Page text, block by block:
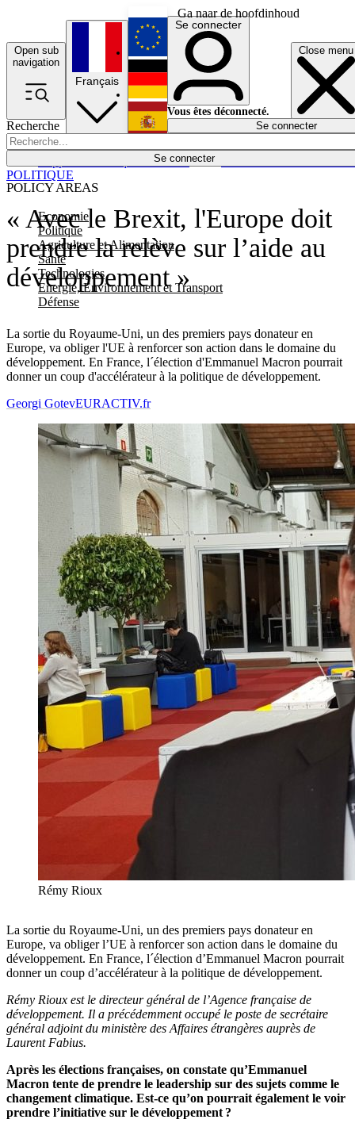
Ga naar de hoofdinhoud
Open sub
navigation
Close menu
Recherche
Se connecter
POLICY AREAS
Economie
Politique
Agriculture et Alimentation
Santé
Technologies
Energie, Environnement et Transport
Défense
Économie
Français
English
Deutsch
Español
Se connecter
Vous êtes déconnecté.
Se connecter
« Avec le Brexit, l'Europe doit
prendre la relève sur l’aide au
développement »
La sortie du Royaume-Uni, un des premiers pays donateur en
Europe, va obliger l'UE à renforcer son action dans le domaine du
développement. En France, l´élection d'Emmanuel Macron pourrait
donner un coup d'accélérateur à la politique de développement.
POLITIQUE
Georgi GotevEURACTIV.fr
Rémy Rioux
La sortie du Royaume-Uni, un des premiers pays donateur en
Europe, va obliger l’UE à renforcer son action dans le domaine du
développement. En France, l´élection d’Emmanuel Macron pourrait
donner un coup d’accélérateur à la politique de développement.
Rémy Rioux est le directeur général de l’Agence française de
développement. Il a précédemment occupé le poste de secrétaire
général adjoint du ministère des Affaires étrangères auprès de
Laurent Fabius.
Après les élections françaises, on constate qu’Emmanuel
Macron tente de prendre le leadership sur des sujets comme le
changement climatique. Est-ce qu’on pourrait également le voir
prendre l’initiative sur le développement ?